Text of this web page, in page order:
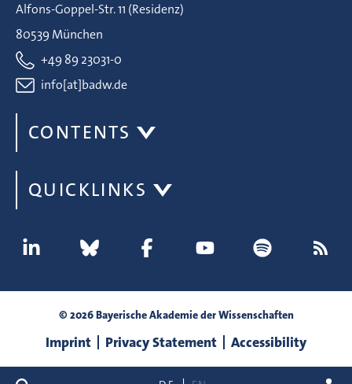
Alfons-Goppel-Str. 11 (Residenz)
80539 München
+49 89 23031-0
info[at]badw.de
CONTENTS
QUICKLINKS
© 2026 Bayerische Akademie der Wissenschaften
Imprint Privacy Statement Accessibility